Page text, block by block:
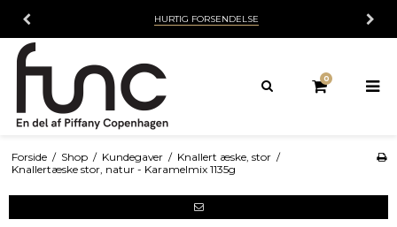
HURTIG FORSENDELSE
0
Forside / Shop / Kundegaver / Knallert æske, stor /
Knallertæske stor, natur - Karamelmix 1135g